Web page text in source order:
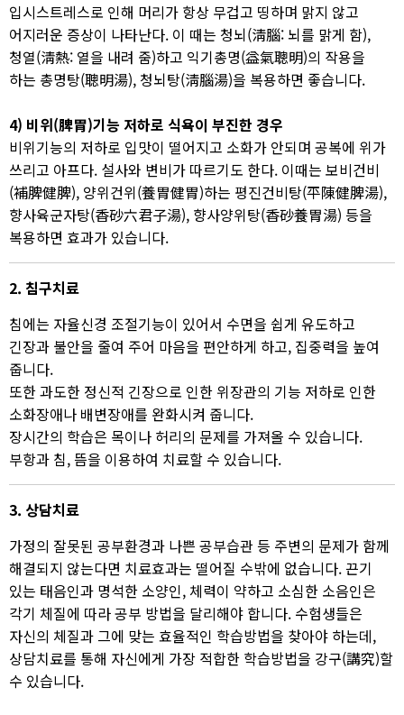
입시스트레스로 인해 머리가 항상 무겁고 띵하며 맑지 않고
어지러운 증상이 나타난다. 이 때는 청뇌(淸腦: 뇌를 맑게 함),
청열(淸熱: 열을 내려 줌)하고 익기총명(益氣聰明)의 작용을
하는 총명탕(聰明湯), 청뇌탕(淸腦湯)을 복용하면 좋습니다.​
4) 비위(脾胃)기능 저하로 식욕이 부진한 경우
비위기능의 저하로 입맛이 떨어지고 소화가 안되며 공복에 위가
쓰리고 아프다. 설사와 변비가 따르기도 한다. 이때는 보비건비
(補脾健脾), 양위건위(養胃健胃)하는 평진건비탕(平陳健脾湯),
향사육군자탕(香砂六君子湯), 향사양위탕(香砂養胃湯) 등을
복용하면 효과가 있습니다.
2. 침구치료
침에는 자율신경 조절기능이 있어서 수면을 쉽게 유도하고
긴장과 불안을 줄여 주어 마음을 편안하게 하고, 집중력을 높여
줍니다.
또한 과도한 정신적 긴장으로 인한 위장관의 기능 저하로 인한
소화장애나 배변장애를 완화시켜 줍니다.
장시간의 학습은 목이나 허리의 문제를 가져올 수 있습니다.
부항과 침, 뜸을 이용하여 치료할 수 있습니다.
3. 상담치료
가정의 잘못된 공부환경과 나쁜 공부습관 등 주변의 문제가 함께
해결되지 않는다면 치료효과는 떨어질 수밖에 없습니다. 끈기
있는 태음인과 명석한 소양인, 체력이 약하고 소심한 소음인은
각기 체질에 따라 공부 방법을 달리해야 합니다. 수험생들은
자신의 체질과 그에 맞는 효율적인 학습방법을 찾아야 하는데,
상담치료를 통해 자신에게 가장 적합한 학습방법을 강구(講究)할
수 있습니다.